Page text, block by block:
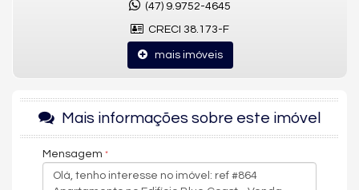
Vista panorâmica para o mar e área verde
165m² de área privativa
1 apartamento por andar
Condição de pagamento facilitada
Infraestrutura completa do empreendimento:
(47) 9.9752-4645
CRECI 38.173-F
mais imóveis
Mais informações sobre este imóvel
Mensagem